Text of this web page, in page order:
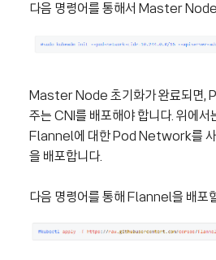
다음 명령어를 통해서 Master
Master Node 초기화가 완료되면,
주는 CNI를 배포해야 합니다. 위에서
Flannel에 대한 Pod Network를
을 배포합니다.
다음 명령어를 통해 Flannel을 배포